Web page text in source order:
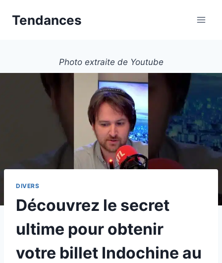
Tendances
Photo extraite de Youtube
DIVERS
Découvrez le secret
ultime pour obtenir
votre billet Indochine au